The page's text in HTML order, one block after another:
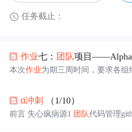
任务截止：
作业七： 团队项目
本次作业为期三周时间，要求各组
，讨论每个成员的昨天进展、存在
每天发布一篇博客（发布在团队博
α冲刺 （1/10）
前言 失心疯病源1 团队代码管理